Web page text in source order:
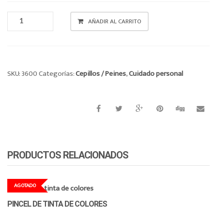
CEPILLO
CANTIDAD
AÑADIR AL CARRITO
SKU:3600Categorías:Cepillos / Peines,Cuidado personal
PRODUCTOS RELACIONADOS
AGOTADO
PINCEL DE TINTA DE COLORES